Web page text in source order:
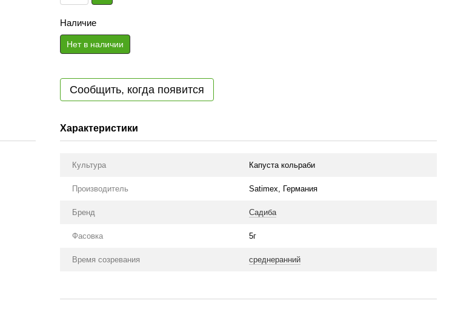
Наличие
Нет в наличии
Сообщить, когда появится
Характеристики
Культура Капуста кольраби
Производитель Satimex, Германия
Бренд Садиба
Фасовка 5г
Время созревания среднеранний